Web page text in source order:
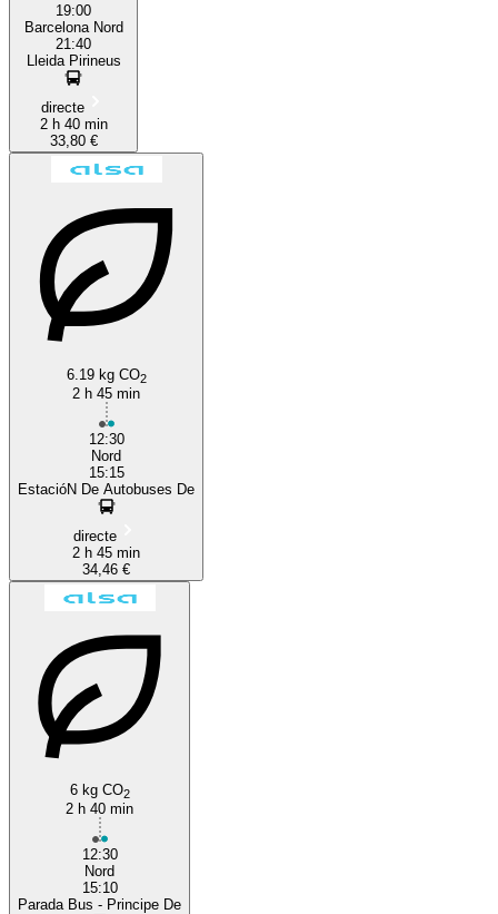
19:00
Barcelona Nord
21:40
Lleida Pirineus
directe
2 h 40 min
33,80 €
6.19 kg CO2
2 h 45 min
12:30
Nord
15:15
EstacióN De Autobuses De
directe
2 h 45 min
34,46 €
6 kg CO2
2 h 40 min
12:30
Nord
15:10
Parada Bus - Principe De